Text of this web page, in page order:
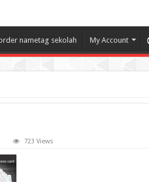
nametag sekolah My Account
723 Views